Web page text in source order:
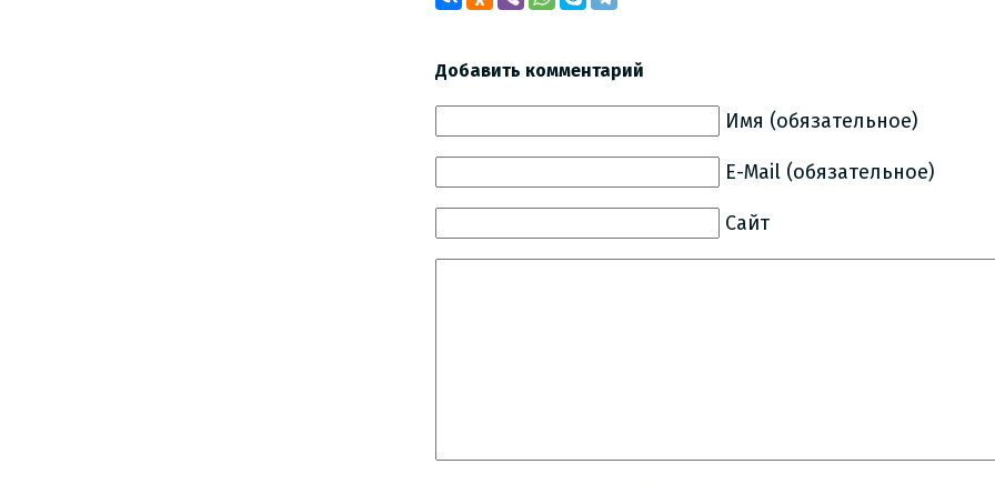
Добавить комментарий
Имя (обязательное)
E-Mail (обязательное)
Сайт